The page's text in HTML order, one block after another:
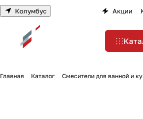
Колумбус Акции
Главная Каталог Смесители для ванной и